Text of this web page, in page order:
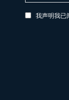
我声明我已